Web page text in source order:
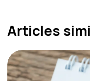
Articles